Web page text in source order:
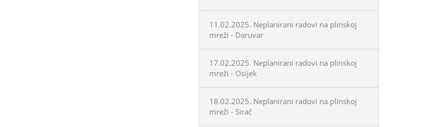
11.02.2025. Neplanirani radovi na plinskoj
mreži - Daruvar
17.02.2025. Neplanirani radovi na plinskoj
mreži - Osijek
18.02.2025. Neplanirani radovi na plinskoj
mreži - Sirač